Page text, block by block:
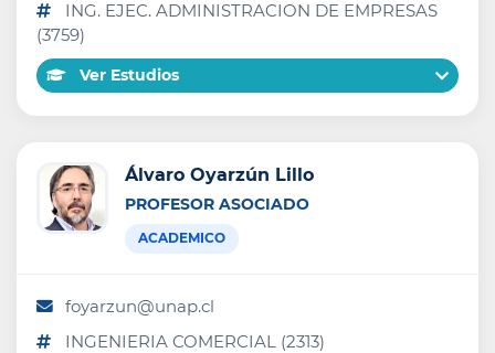
ING. EJEC. ADMINISTRACION DE EMPRESAS
(3759)
Ver Estudios
Álvaro Oyarzún Lillo
PROFESOR ASOCIADO
ACADEMICO
foyarzun@unap.cl
INGENIERIA COMERCIAL (2313)